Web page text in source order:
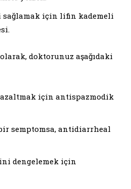
sağlamak için lifin kademeli
doktorunuz aşağıdaki
için antispazmodik
semptomsa, antidiarrheal
dengelemek için